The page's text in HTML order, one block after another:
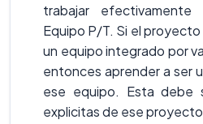
trabajar
Equipo P/T. Si el
un equipo integrado por
entonces aprender a ser
ese equipo. Esta debe
explicitas de ese